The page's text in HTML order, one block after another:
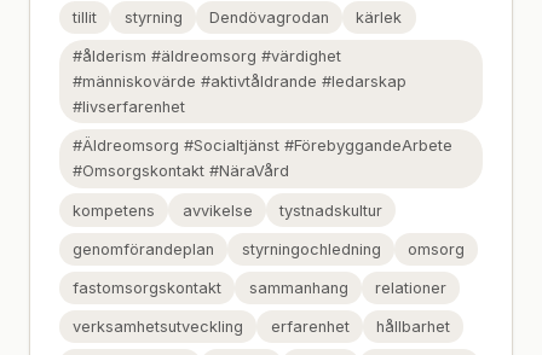
tillit styrning Dendövagrodan kärlek
#ålderism #äldreomsorg #värdighet
#människovärde #aktivtåldrande #ledarskap
#livserfarenhet
#Äldreomsorg #Socialtjänst #FörebyggandeArbete
#Omsorgskontakt #NäraVård
kompetens avvikelse tystnadskultur
genomförandeplan styrningochledning omsorg
fastomsorgskontakt sammanhang relationer
verksamhetsutveckling erfarenhet hållbarhet